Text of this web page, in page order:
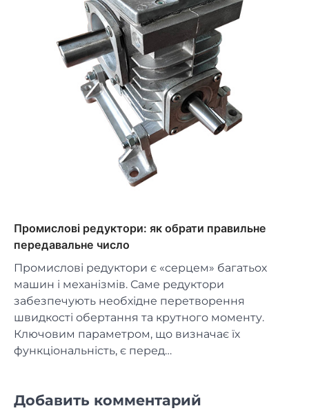
Промислові редуктори: як обрати правильне
передавальне число
Промислові редуктори є «серцем» багатьох
машин і механізмів. Саме редуктори
забезпечують необхідне перетворення
швидкості обертання та крутного моменту.
Ключовим параметром, що визначає їх
функціональність, є перед…
Добавить комментарий